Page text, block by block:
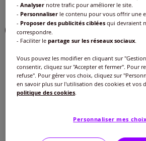
Couleur :chamois-bleu jean à
Taille :
Veuillez sélectionner une taille
40 -En stock
-Analyser notre trafic pour améliorer le site.
- Personnaliser le contenu pour vous offrir une
- Proposer des publicités ciblées qui devraient
correspondre.
- Faciliter lepartage sur les réseaux sociaux.
Vous pouvez les modifier en cliquant sur
consentir, cliquez sur "Accepter et fermer". Pour
refuse". Pour gérer vos choix, cliquez sur
en savoir plus sur l'utilisation des cookies et vos
politique des cookies.
Personnaliser mes choix